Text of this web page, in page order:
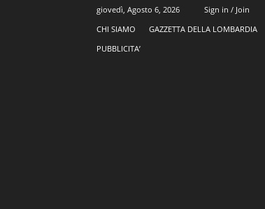
giovedì, Agosto 6, 2026
Sign in / Join
CHI SIAMO
GAZZETTA DELLA LOMBARDIA
PUBBLICITA’